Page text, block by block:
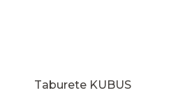
Taburete KUBUS